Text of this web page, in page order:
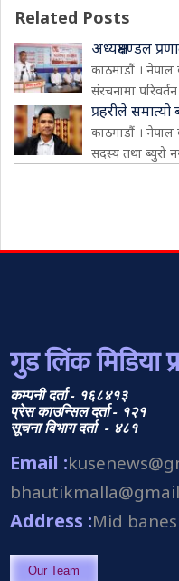
Related Posts
अध्यक्षमण्डल
काठमाडौं ।
संरचनामा
प्रहरीले
काठमाडौं । नेपाल
सदस्य तथा ब्युरो
गुड लिंक मिडिया
कम्पनी दर्ता - १६८४१३
प्रेस काउन्सिल दर्ता - १२१
सूचना विभाग दर्ता - ४८१
Email :
Address :Mid
Our Team